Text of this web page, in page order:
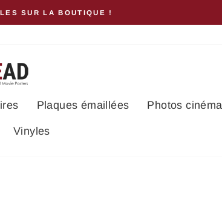
SUR LA BOUTIQUE !
Plaques émaillées Photos cinéma
Vinyles